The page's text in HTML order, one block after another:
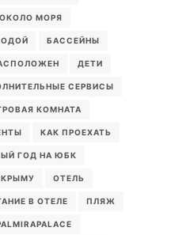
МОРЯ
БАССЕЙНЫ
ДЕТИ
СЕРВИСЫ
КОМНАТА
КАК ПРОЕХАТЬ
ГОД НА ЮБК
ОТЕЛЬ
В ОТЕЛЕ ПЛЯЖ